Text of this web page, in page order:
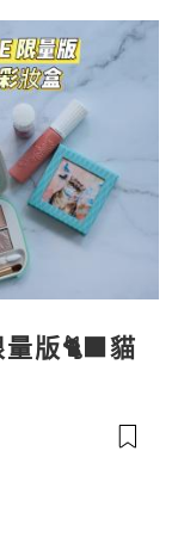
版🐈‍⬛貓